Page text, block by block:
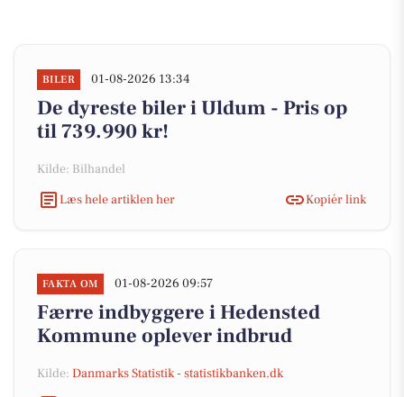
BILER 01-08-2026 13:34
De dyreste biler i Uldum - Pris op
til 739.990 kr!
Kilde: Bilhandel
Læs hele artiklen her
Kopiér link
FAKTA OM 01-08-2026 09:57
Færre indbyggere i Hedensted
Kommune oplever indbrud
Kilde: Danmarks Statistik - statistikbanken.dk